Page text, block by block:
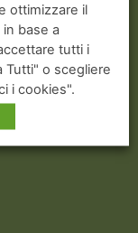
ottimizzare il
base a
tutti i
Tutti" o scegliere
i cookies".